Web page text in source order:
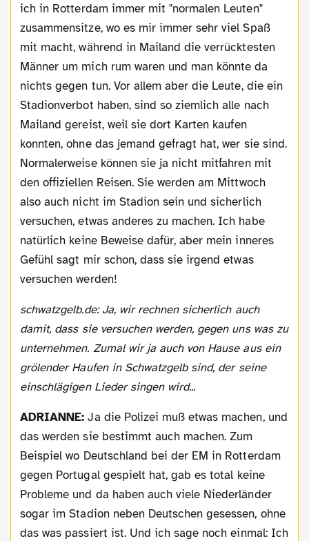
ich in Rotterdam immer mit "normalen Leuten"
zusammensitze, wo es mir immer sehr viel Spaß
mit macht, während in Mailand die verrücktesten
Männer um mich rum waren und man könnte da
nichts gegen tun. Vor allem aber die Leute, die ein
Stadionverbot haben, sind so ziemlich alle nach
Mailand gereist, weil sie dort Karten kaufen
konnten, ohne das jemand gefragt hat, wer sie sind.
Normalerweise können sie ja nicht mitfahren mit
den offiziellen Reisen. Sie werden am Mittwoch
also auch nicht im Stadion sein und sicherlich
versuchen, etwas anderes zu machen. Ich habe
natürlich keine Beweise dafür, aber mein inneres
Gefühl sagt mir schon, dass sie irgend etwas
versuchen werden!
schwatzgelb.de: Ja, wir rechnen sicherlich auch
damit, dass sie versuchen werden, gegen uns was zu
unternehmen. Zumal wir ja auch von Hause aus ein
grölender Haufen in Schwatzgelb sind, der seine
einschlägigen Lieder singen wird...
ADRIANNE:Ja die Polizei muß etwas machen, und
das werden sie bestimmt auch machen. Zum
Beispiel wo Deutschland bei der EM in Rotterdam
gegen Portugal gespielt hat, gab es total keine
Probleme und da haben auch viele Niederländer
sogar im Stadion neben Deutschen gesessen, ohne
das was passiert ist. Und ich sage noch einmal: Ich